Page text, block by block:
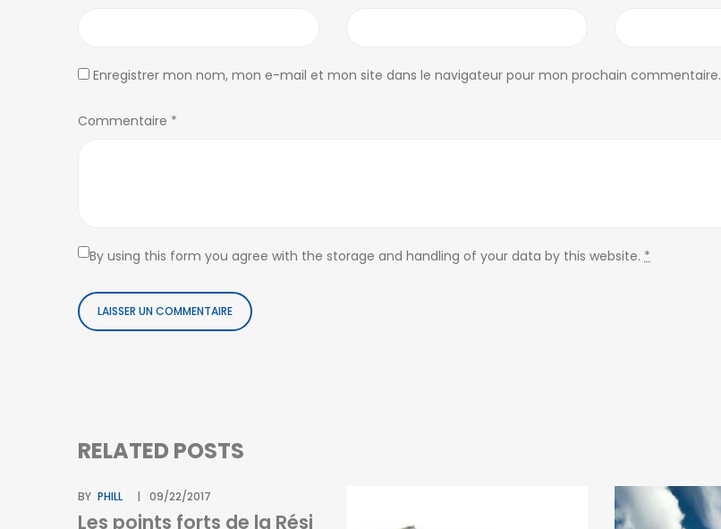
Enregistrer mon nom, mon e-mail et mon site dans le navigateur pour mon prochain commentaire.
Commentaire *
By using this form you agree with the storage and handling of your data by this website. *
RELATED POSTS
BY PHILL 09/22/2017
Les points forts de la Rési